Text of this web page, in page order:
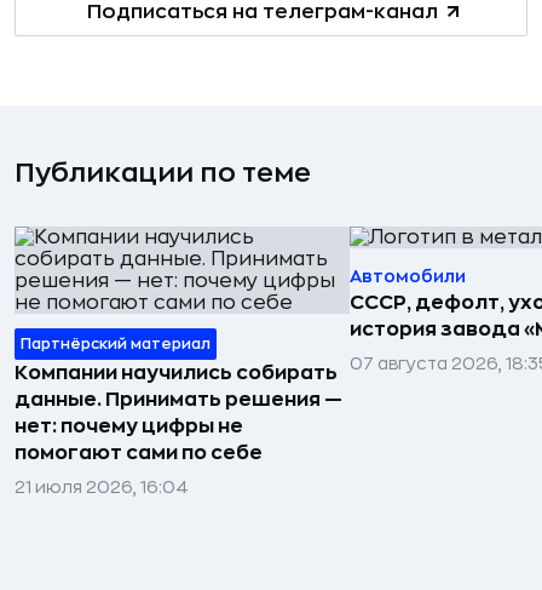
Подписаться на телеграм-канал
Публикации по теме
Партнёрский материал
Компании научились собирать
данные. Принимать решения —
нет: почему цифры не
помогают сами по себе
21 июля 2026, 16:04
Автомобили
СССР, дефолт,
история завода
07 августа 2026,